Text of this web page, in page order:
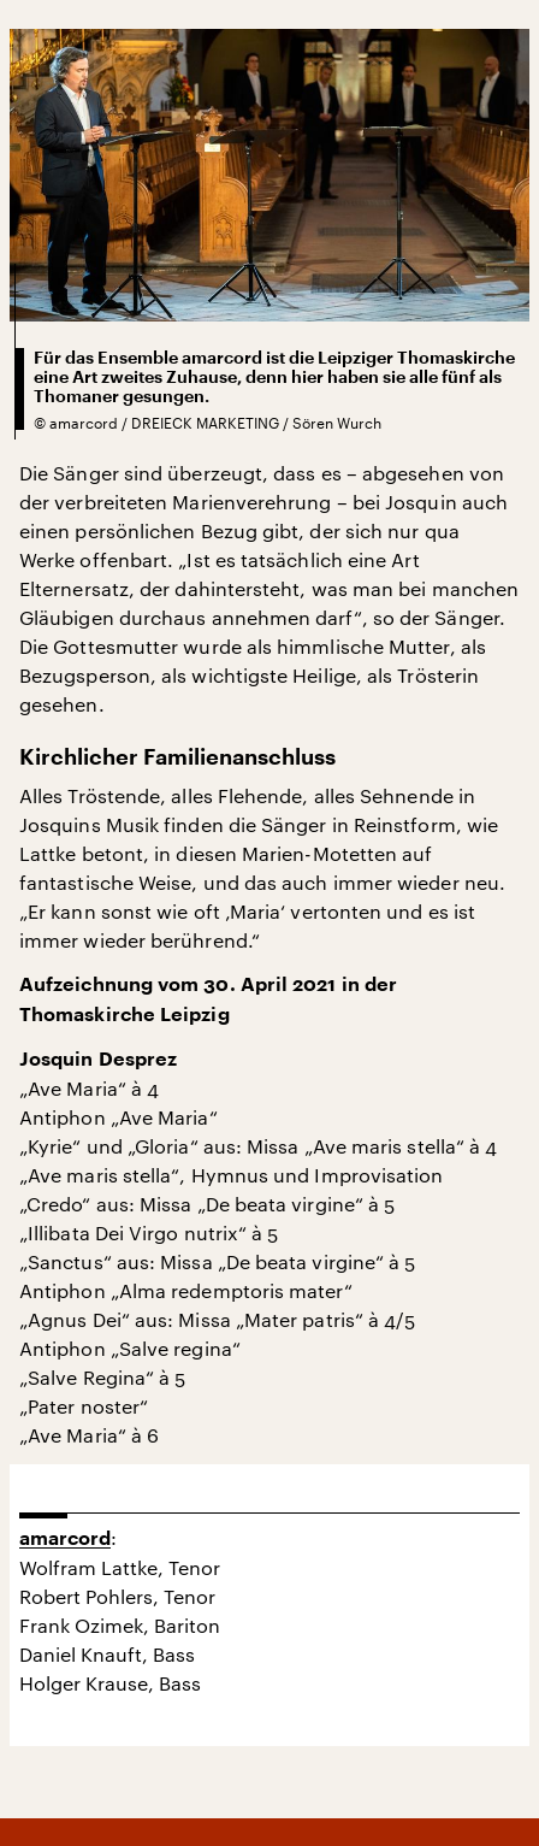
Für das Ensemble amarcord ist die Leipziger Thomaskirche
eine Art zweites Zuhause, denn hier haben sie alle fünf als
Thomaner gesungen.
© amarcord / DREIECK MARKETING / Sören Wurch
Die Sänger sind überzeugt, dass es – abgesehen von
der verbreiteten Marienverehrung – bei Josquin auch
einen persönlichen Bezug gibt, der sich nur qua
Werke offenbart. „Ist es tatsächlich eine Art
Elternersatz, der dahintersteht, was man bei manchen
Gläubigen durchaus annehmen darf“, so der Sänger.
Die Gottesmutter wurde als himmlische Mutter, als
Bezugsperson, als wichtigste Heilige, als Trösterin
gesehen.
Kirchlicher Familienanschluss
Alles Tröstende, alles Flehende, alles Sehnende in
Josquins Musik finden die Sänger in Reinstform, wie
Lattke betont, in diesen Marien-Motetten auf
fantastische Weise, und das auch immer wieder neu.
„Er kann sonst wie oft ‚Maria‘ vertonten und es ist
immer wieder berührend.“
Aufzeichnung vom 30. April 2021 in der
Thomaskirche Leipzig
Josquin Desprez
„Ave Maria“ à 4
Antiphon „Ave Maria“
„Kyrie“ und „Gloria“ aus: Missa „Ave maris stella“ à 4
„Ave maris stella“, Hymnus und Improvisation
„Credo“ aus: Missa „De beata virgine“ à 5
„Illibata Dei Virgo nutrix“ à 5
„Sanctus“ aus: Missa „De beata virgine“ à 5
Antiphon „Alma redemptoris mater“
„Agnus Dei“ aus: Missa „Mater patris“ à 4/5
Antiphon „Salve regina“
„Salve Regina“ à 5
„Pater noster“
„Ave Maria“ à 6
amarcord :
Wolfram Lattke, Tenor
Robert Pohlers, Tenor
Frank Ozimek, Bariton
Daniel Knauft, Bass
Holger Krause, Bass